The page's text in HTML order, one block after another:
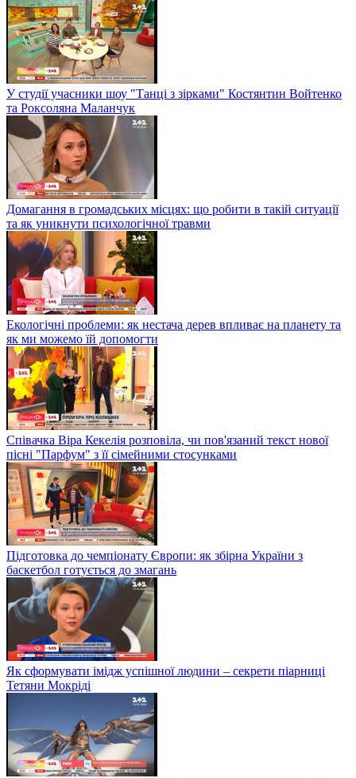
У студії учасники шоу "Танці з зірками" Костянтин Войтенко
та Роксоляна Маланчук
Домагання в громадських місцях: що робити в такій ситуації
та як уникнути психологічної травми
Екологічні проблеми: як нестача дерев впливає на планету та
як ми можемо їй допомогти
Співачка Віра Кекелія розповіла, чи пов'язаний текст нової
пісні "Парфум" з її сімейними стосунками
Підготовка до чемпіонату Європи: як збірна України з
баскетбол готується до змагань
Як сформувати імідж успішної людини – секрети піарниці
Тетяни Мокріді